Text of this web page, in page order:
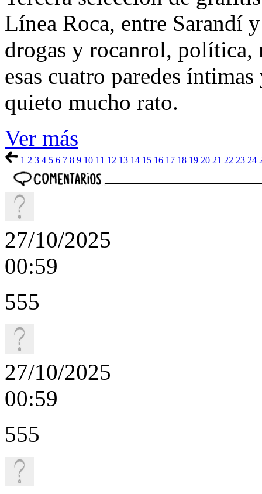
Línea Roca, entre Sarandí
drogas y rocanrol, política,
esas cuatro paredes
quieto mucho rato.
Ver más
1 2 3 4 5 6 7 8 9 10 11 12 13 14 15 16 17 18 19 20 21 22 23 24
27/10/2025
00:59
555
27/10/2025
00:59
555